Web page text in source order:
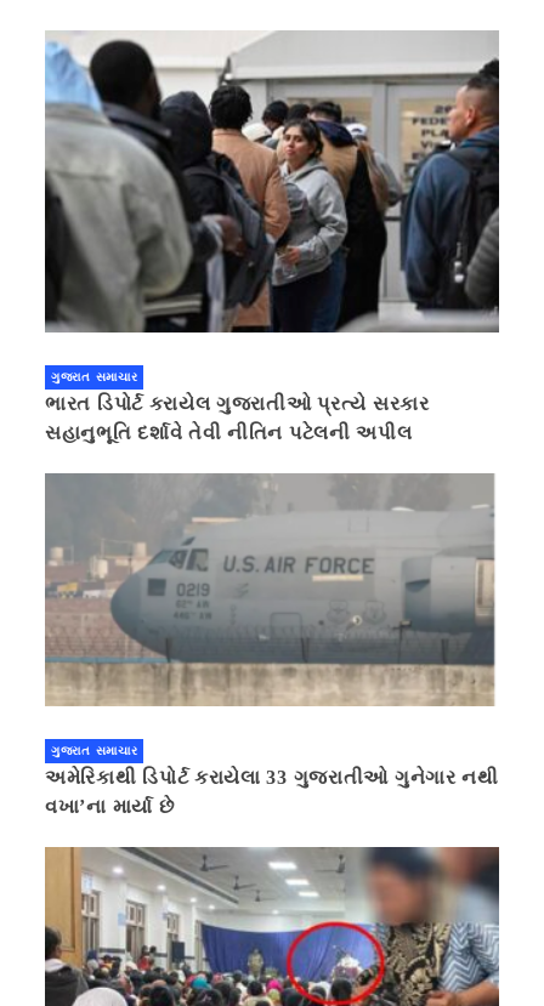
ગુજરાત સમાચાર
ભારત ડિપોર્ટ કરાયેલ ગુજરાતીઓ પ્રત્યે સરકાર
સહાનુભૂતિ દર્શાવે તેવી નીતિન પટેલની અપીલ
ગુજરાત સમાચાર
અમેરિકાથી ડિપોર્ટ કરાયેલા 33 ગુજરાતીઓ ગુનેગાર નથી
વખા’ના માર્યા છે